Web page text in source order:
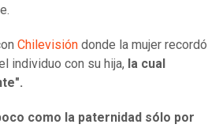
Chilevisión donde la mujer recordó
individuo con su hija, la cual
como la paternidad sólo por